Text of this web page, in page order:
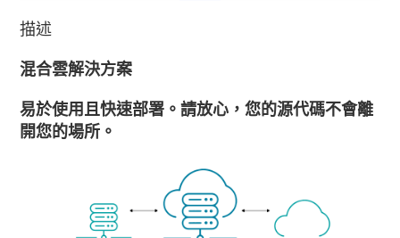
描述
混合雲解決方案
易於使用且快速部署。請放心，您的源代碼不會離
開您的場所。